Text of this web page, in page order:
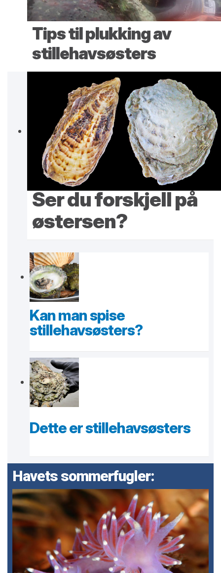
Tips til plukking av
stillehavsøsters
Ser du forskjell på
østersen?
Kan man spise
stillehavsøsters?
Dette er stillehavsøsters
Havets sommerfugler: